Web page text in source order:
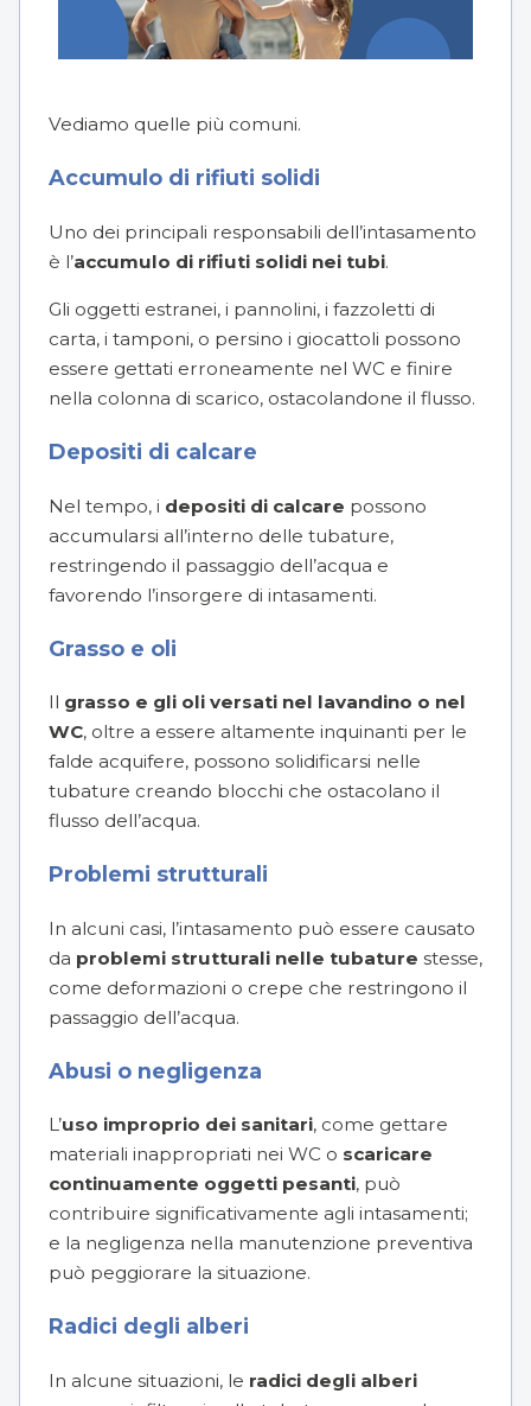
Vediamo quelle più comuni.
Accumulo di rifiuti solidi
Uno dei principali responsabili dell’intasamento
è l’accumulo di rifiuti solidi nei tubi.
Gli oggetti estranei, i pannolini, i fazzoletti di
carta, i tamponi, o persino i giocattoli possono
essere gettati erroneamente nel WC e finire
nella colonna di scarico, ostacolandone il flusso.
Depositi di calcare
Nel tempo, i depositi di calcare possono
accumularsi all’interno delle tubature,
restringendo il passaggio dell’acqua e
favorendo l’insorgere di intasamenti.
Grasso e oli
Il grasso e gli oli versati nel lavandino o nel
WC, oltre a essere altamente inquinanti per le
falde acquifere, possono solidificarsi nelle
tubature creando blocchi che ostacolano il
flusso dell’acqua.
Problemi strutturali
In alcuni casi, l’intasamento può essere causato
da problemi strutturali nelle tubature stesse,
come deformazioni o crepe che restringono il
passaggio dell’acqua.
Abusi o negligenza
L’uso improprio dei sanitari, come gettare
materiali inappropriati nei WC o scaricare
continuamente oggetti pesanti, può
contribuire significativamente agli intasamenti;
e la negligenza nella manutenzione preventiva
può peggiorare la situazione.
Radici degli alberi
In alcune situazioni, le radici degli alberi